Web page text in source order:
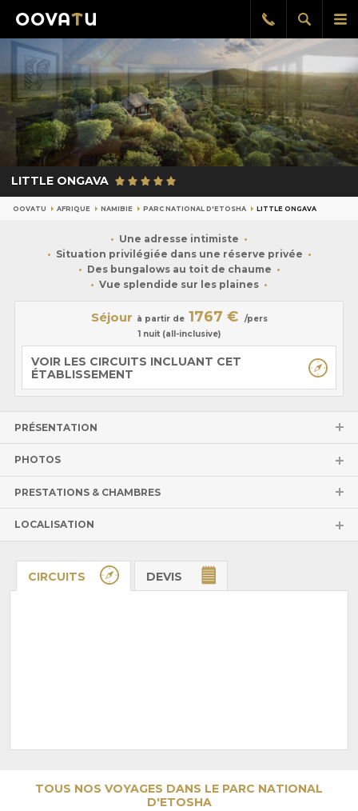
le
Afficher
la
Rappel
gratuit
LITTLE ONGAVA
OOVATU AFRIQUE NAMIBIE PARC NATIONAL D'ETOSHA LITTLE ONGAVA
Une adresse intimiste
Situation privilégiée dans une réserve privée
Des bungalows au toit de chaume
Vue splendide sur les plaines
Séjour à partir de 1767 €
/pers
1 nuit (all-inclusive)
VOIR LES CIRCUITS INCLUANT CET
ÉTABLISSEMENT
PRÉSENTATION
PHOTOS
PRESTATIONS & CHAMBRES
LOCALISATION
CIRCUITS DEVIS
TOUS NOS VOYAGES DANS LE PARC NATIONAL
D'ETOSHA